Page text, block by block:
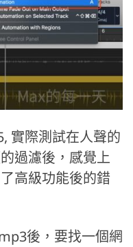
實際測試在人聲的
過濾後，感覺上
高級功能後的錯
後，要找一個網